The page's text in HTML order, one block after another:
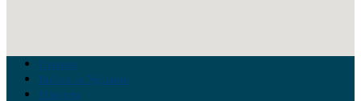
Главная
Война на Украине
Новости